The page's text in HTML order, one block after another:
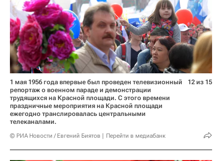
1 мая 1956 года впервые был проведен телевизионный
репортаж о военном параде и демонстрации
трудящихся на Красной площади. С этого времени
праздничные мероприятия на Красной площади
ежегодно транслировалась центральными
телеканалами.
© РИА Новости / Евгений Биятов Перейти в медиабанк
12 из 15